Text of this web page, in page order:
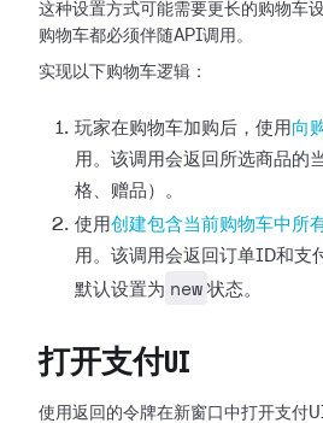
这种设置方式可能需要更长的购物车
购物车都必须伴随API调用。
实现以下购物车逻辑：
玩家在购物车加购后，使用 向
用。该调用会返回所选商品的
格、赠品）。
使用创建包含当前购物车中所
用。该调用会返回订单ID和支
默认设置为 new 状态。
打开支付UI
使用返回的令牌在新窗口中打开支付